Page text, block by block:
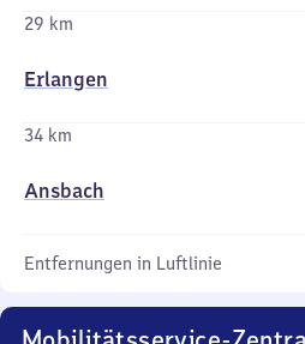
29 km
Erlangen
34 km
Ansbach
Entfernungen in Luftlinie